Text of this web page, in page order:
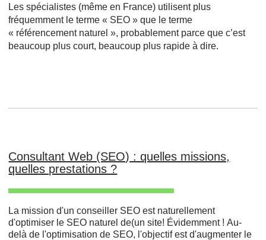
Les spécialistes (même en France) utilisent plus
fréquemment le terme « SEO » que le terme
« référencement naturel », probablement parce que c’est
beaucoup plus court, beaucoup plus rapide à dire.
Consultant Web (SEO) : quelles missions,
quelles prestations ?
La mission d'un conseiller SEO est naturellement
d'optimiser le SEO naturel de(un site! Évidemment ! Au-
delà de l'optimisation de SEO, l'objectif est d'augmenter le